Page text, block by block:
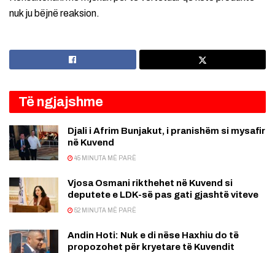
nuk ju bëjnë reaksion.
Të ngjajshme
Djali i Afrim Bunjakut, i pranishëm si mysafir
në Kuvend
45 MINUTA MË PARË
Vjosa Osmani rikthehet në Kuvend si
deputete e LDK-së pas gati gjashtë viteve
52 MINUTA MË PARË
Andin Hoti: Nuk e di nëse Haxhiu do të
propozohet për kryetare të Kuvendit